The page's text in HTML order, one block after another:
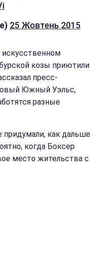
25 Жовтень 2015
искусственном
козы приютили
пресс-
Южный Уэльс,
разные
придумали, как дальше
когда Боксер
место жительства с